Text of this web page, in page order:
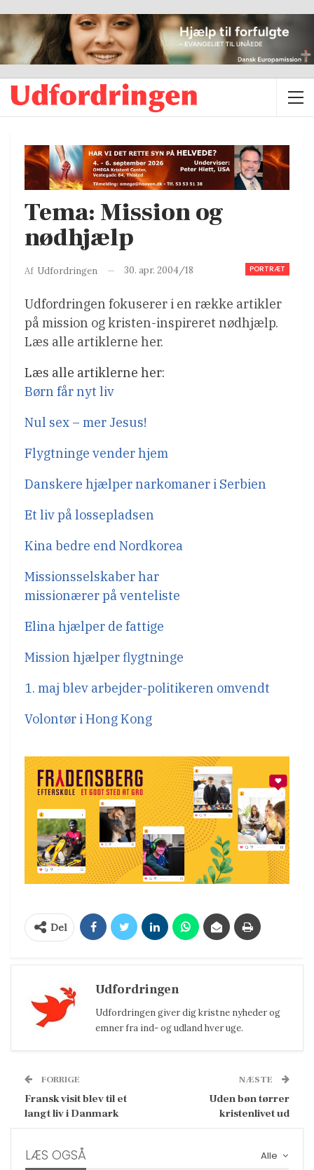
Tema: Mission og
nødhjælp
PORTRÆT
Af Udfordringen 30. apr. 2004/18
Udfordringen fokuserer i en række artikler
på mission og kristen-inspireret nødhjælp.
Læs alle artiklerne her.
Læs alle artiklerne her:
Børn får nyt liv
Nul sex – mer Jesus!
Flygtninge vender hjem
Danskere hjælper narkomaner i Serbien
Et liv på lossepladsen
Kina bedre end Nordkorea
Missionsselskaber har
missionærer på venteliste
Elina hjælper de fattige
Mission hjælper flygtninge
1. maj blev arbejder-politikeren omvendt
Volontør i Hong Kong
Del
Udfordringen
Udfordringen giver dig kristne nyheder og
emner fra ind- og udland hver uge.
FORRIGE
Fransk visit blev til et
langt liv i Danmark
NÆSTE
Uden bøn tørrer
kristenlivet ud
Alle
LÆS OGSÅ